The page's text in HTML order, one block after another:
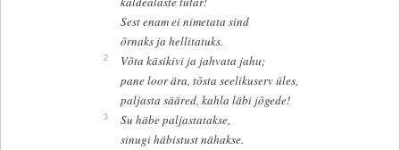
Sest enam ei nimetata sind
õrnaks ja hellitatuks.
2
Võta käsikivi ja jahvata jahu;
pane loor ära, tõsta seelikuserv üles,
paljasta sääred, kahla läbi jõgede!
3
Su häbe paljastatakse,
sinugi häbistust nähakse.